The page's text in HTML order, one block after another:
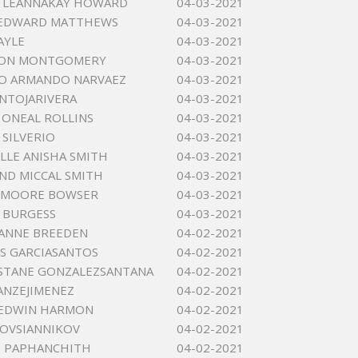
MATTHEWS
04-03-2021
04-03-2021
MONTGOMERY
04-03-2021
ARMANDO NARVAEZ
04-03-2021
04-03-2021
ROLLINS
04-03-2021
04-03-2021
ANISHA SMITH
04-03-2021
MICCAL SMITH
04-03-2021
BOWSER
04-03-2021
04-03-2021
BREEDEN
04-02-2021
GARCIASANTOS
04-02-2021
GONZALEZSANTANA
04-02-2021
04-02-2021
HARMON
04-02-2021
04-02-2021
04-02-2021